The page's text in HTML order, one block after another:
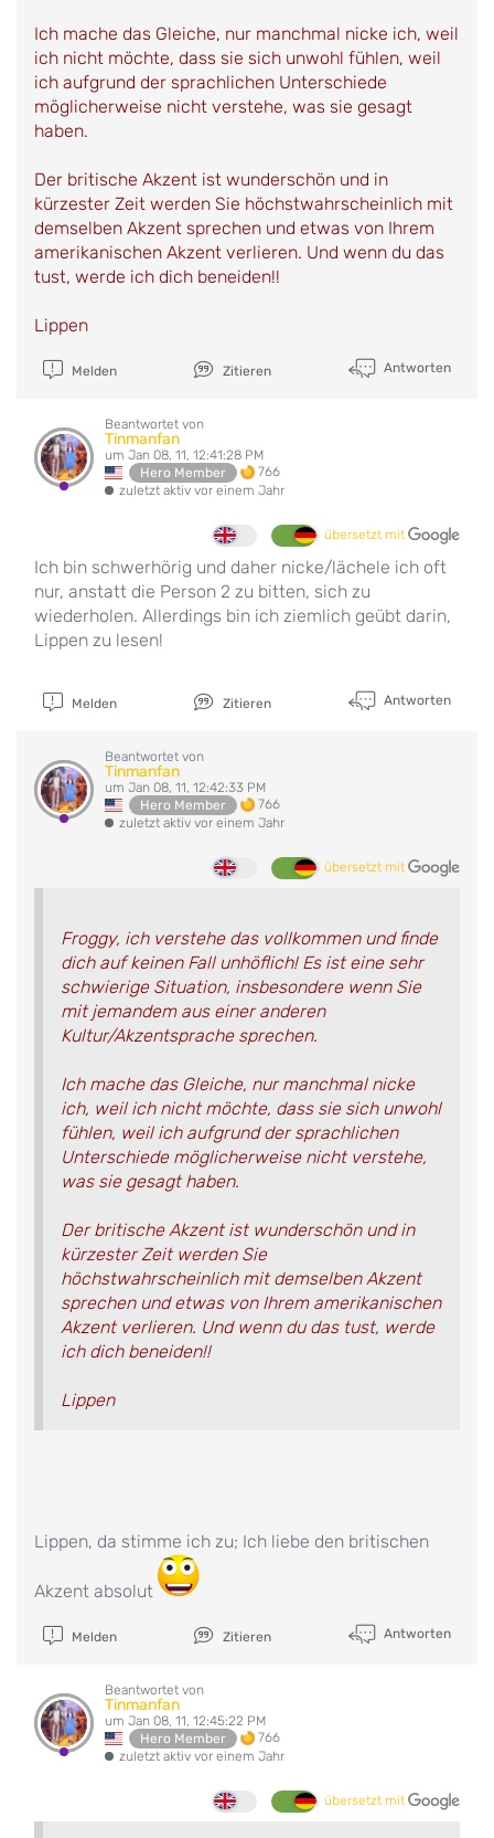
Ich mache das Gleiche, nur manchmal nicke ich, weil
ich nicht möchte, dass sie sich unwohl fühlen, weil
ich aufgrund der sprachlichen Unterschiede
möglicherweise nicht verstehe, was sie gesagt
haben.
Der britische Akzent ist wunderschön und in
kürzester Zeit werden Sie höchstwahrscheinlich mit
demselben Akzent sprechen und etwas von Ihrem
amerikanischen Akzent verlieren. Und wenn du das
tust, werde ich dich beneiden!!
Lippen
Melden Zitieren Antworten
Beantwortet von
Tinmanfan
um Jan 08, 11, 12:41:28 PM
Hero Member
766
zuletzt aktiv vor einem Jahr
übersetzt mit
Ich bin schwerhörig und daher nicke/lächele ich oft
nur, anstatt die Person 2 zu bitten, sich zu
wiederholen. Allerdings bin ich ziemlich geübt darin,
Lippen zu lesen!
Melden Zitieren Antworten
Beantwortet von
Tinmanfan
um Jan 08, 11, 12:42:33 PM
Hero Member
766
zuletzt aktiv vor einem Jahr
übersetzt mit
Froggy, ich verstehe das vollkommen und finde
dich auf keinen Fall unhöflich! Es ist eine sehr
schwierige Situation, insbesondere wenn Sie
mit jemandem aus einer anderen
Kultur/Akzentsprache sprechen.
Ich mache das Gleiche, nur manchmal nicke
ich, weil ich nicht möchte, dass sie sich unwohl
fühlen, weil ich aufgrund der sprachlichen
Unterschiede möglicherweise nicht verstehe,
was sie gesagt haben.
Der britische Akzent ist wunderschön und in
kürzester Zeit werden Sie
höchstwahrscheinlich mit demselben Akzent
sprechen und etwas von Ihrem amerikanischen
Akzent verlieren. Und wenn du das tust, werde
ich dich beneiden!!
Lippen
Lippen, da stimme ich zu; Ich liebe den britischen
Akzent absolut
Melden Zitieren Antworten
Beantwortet von
Tinmanfan
um Jan 08, 11, 12:45:22 PM
Hero Member
766
zuletzt aktiv vor einem Jahr
übersetzt mit